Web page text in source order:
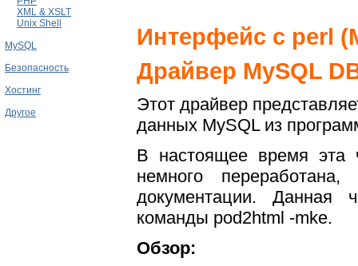
XML & XSLT
Unix Shell
MySQL
Безопасность
Хостинг
Другое
Интерфейс с perl
Драйвер MySQL
Этот драйвер
данных MySQL из
В настоящее время эта
немного
документации. Данная
команды pod2html -mke.
Обзор: